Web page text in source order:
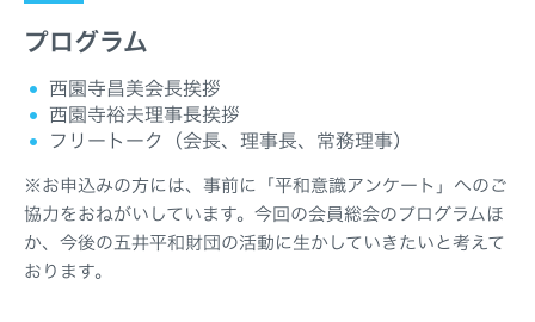
プログラム
西園寺昌美会長挨拶
西園寺裕夫理事長挨拶
フリートーク（会長、理事長、常務理事）
※お申込みの方には、事前に「平和意識アンケート」へのご
協力をおねがいしています。今回の会員総会のプログラムほ
か、今後の五井平和財団の活動に生かしていきたいと考えて
おります。